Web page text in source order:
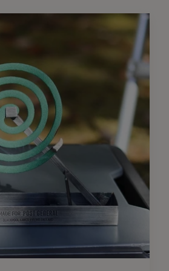
フックに引っ掛けたいときにオス
ありますが、製造工程の際、線が